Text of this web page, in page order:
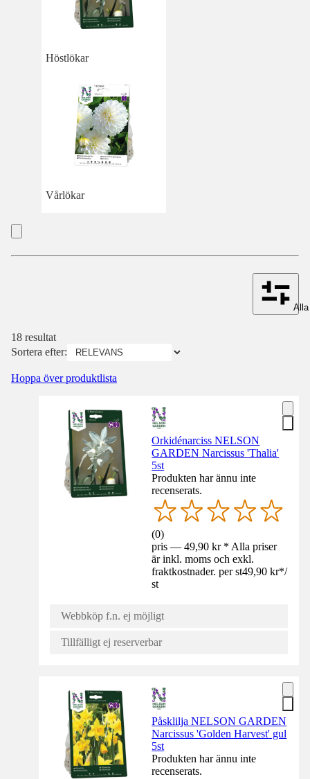
Höstlökar
Vårlökar
18 resultat
Sortera efter:
Hoppa över produktlista
Orkidénarciss NELSON
GARDEN Narcissus 'Thalia'
5st
Produkten har ännu inte
recenserats.
(0)
pris — 49,90 kr * Alla priser
är inkl. moms och exkl.
fraktkostnader. per st49,90 kr*/
st
Webbköp f.n. ej möjligt
Tillfälligt ej reserverbar
Påsklilja NELSON GARDEN
Narcissus 'Golden Harvest' gul
5st
Produkten har ännu inte
recenserats.